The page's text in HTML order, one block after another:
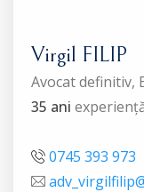
Virgil FILIP
Avocat definitiv,
35 ani
0745 393 973